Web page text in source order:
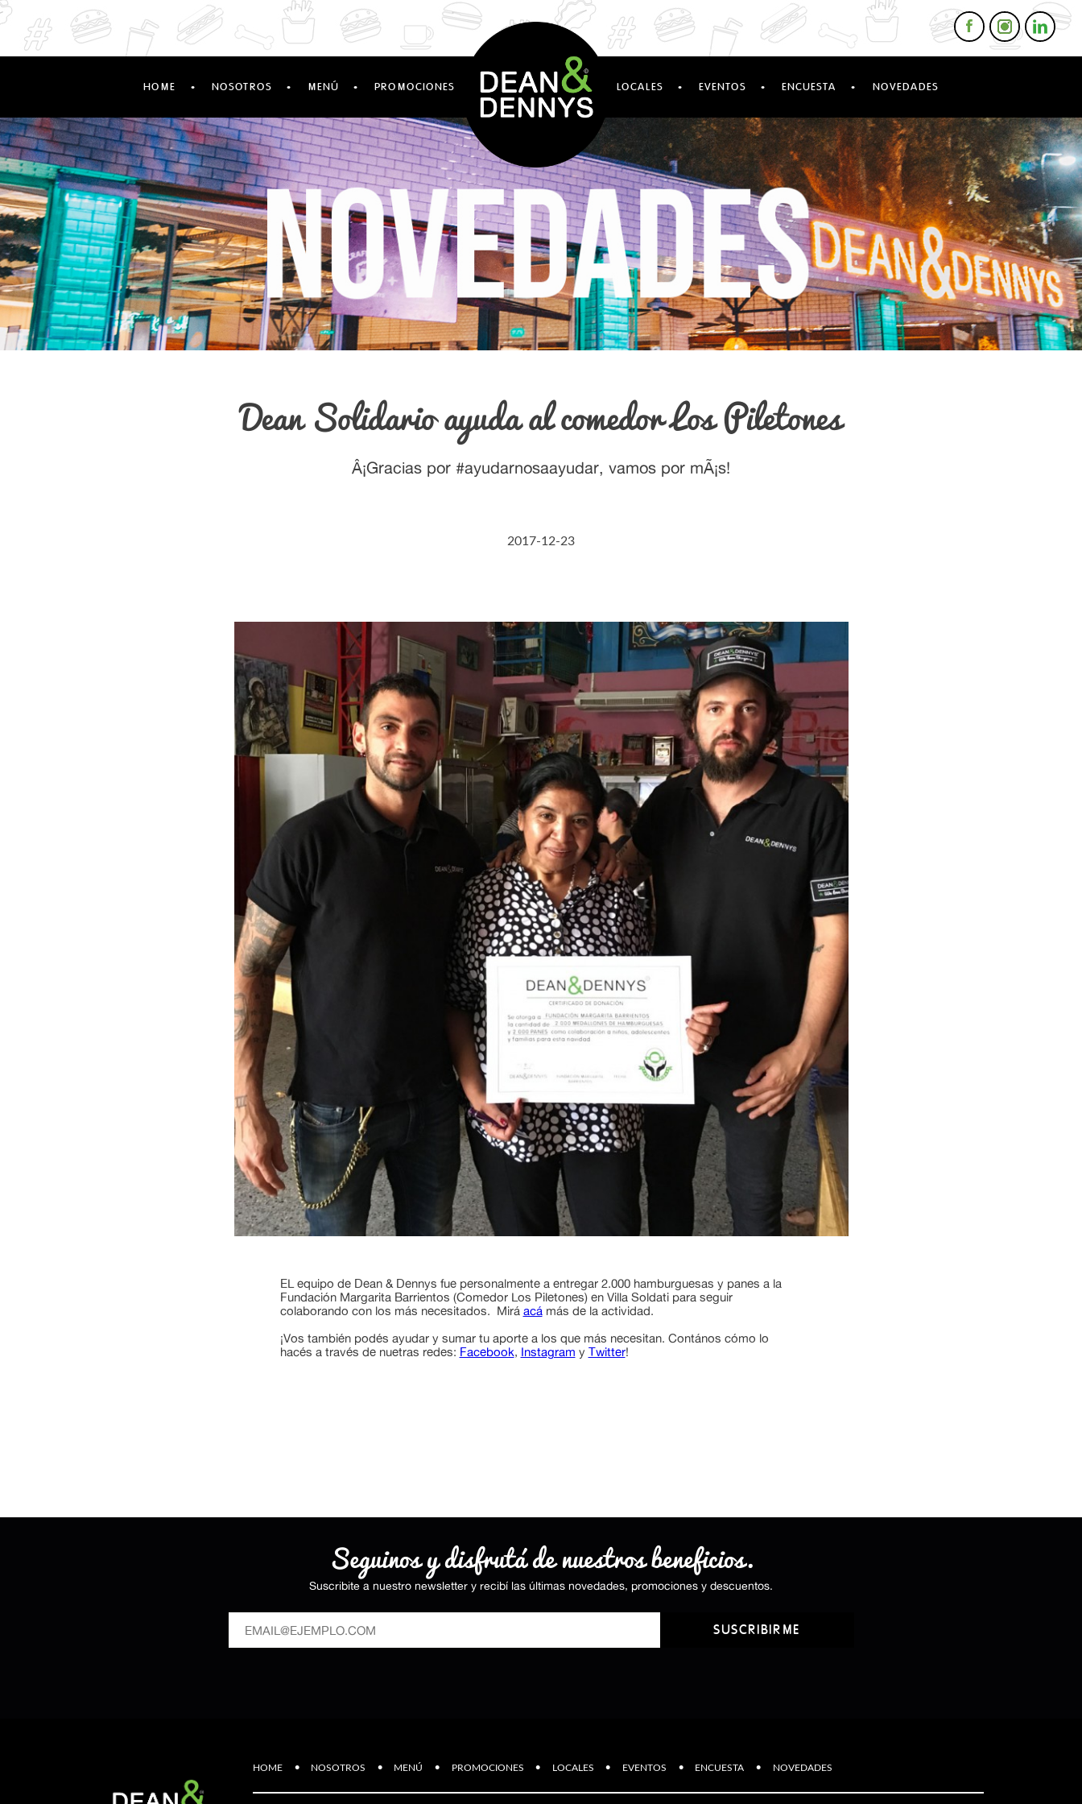
HOME · NOSOTROS · MENÚ · PROMOCIONES LOCALES · EVENTOS · ENCUESTA · NOVEDADES
Dean Solidario ayuda al comedor Los Piletones
Â¡Gracias por #ayudarnosaayudar, vamos por mÃ¡s!
2017-12-23
EL equipo de Dean & Dennys fue personalmente a entregar 2.000 hamburguesas y panes a la
Fundación Margarita Barrientos (Comedor Los Piletones) en Villa Soldati para seguir
colaborando con los más necesitados. Mirá acá más de la actividad.
¡Vos también podés ayudar y sumar tu aporte a los que más necesitan. Contános cómo lo
hacés a través de nuetras redes: Facebook, Instagram y Twitter!
Seguinos y disfrutá de nuestros beneficios.
Suscribite a nuestro newsletter y recibí las últimas novedades, promociones y descuentos.
SUSCRIBIRME
HOME · NOSOTROS · MENÚ · PROMOCIONES · LOCALES · EVENTOS · ENCUESTA · NOVEDADES